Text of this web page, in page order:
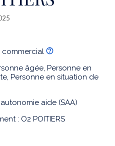
commercial
âgée, Personne en
Personne en situation de
aide (SAA)
: O2 POITIERS